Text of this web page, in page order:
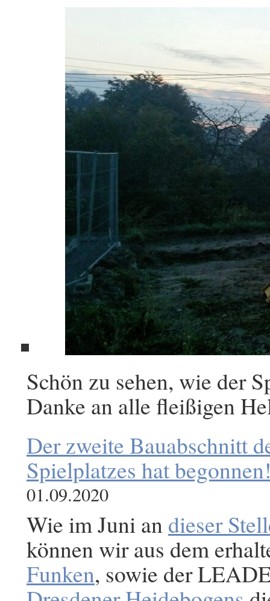
Schön zu sehen, wie der
Danke an alle fleißigen
Der zweite Bauabschnitt
Spielplatzes hat
01.09.2020
Wie im Juni an dieser
können wir aus dem
Funken, sowie der